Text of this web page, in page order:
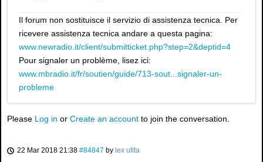
Il forum non sostituisce il servizio di assistenza tecnica. Per
ricevere assistenza tecnica andare a questa pagina:
www.newradio.it/client/submitticket.php?step=2&deptid=4
Pour signaler un problème, lisez ici:
www.mbradio.it/fr/soutien/guide/713-sout...signaler-un-
probleme
Please Log in or Create an account to join the conversation.
22 Mar 2018 21:38 #84847 by lex ufita